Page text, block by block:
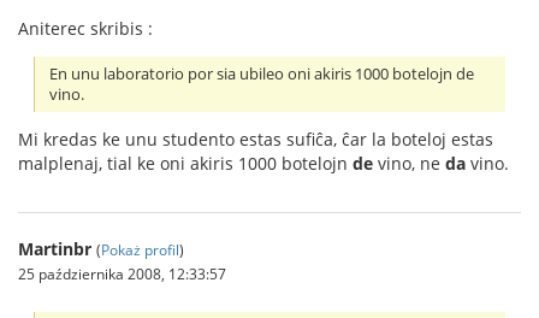
Aniterec skribis :
En unu laboratorio por sia ubileo oni akiris 1000 botelojn de
vino.
Mi kredas ke unu studento estas sufiĉa, ĉar la boteloj estas
malplenaj, tial ke oni akiris 1000 botelojn de vino, ne da vino.
Martinbr (Pokaż profil)
25 października 2008, 12:33:57